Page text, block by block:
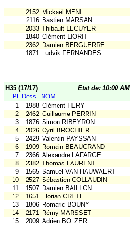
2152 Mickaël MENI
2116 Bastien MARSAN
2033 Thibault LECUYER
1840 Clément LIORIT
2362 Damien BERGUERRE
1871 Ludvik FERNANDES
H35 (17/17)
Etat de: 10:00 AM
Pl
Doss. NOM
1
1988 Clément HERY
2
2462 Guillaume PERRIN
3
1876 Simon RIBEYRON
4
2026 Cyril BROCHIER
5
2429 Valentin PAYSSAN
6
1909 Romain BEAUGRAND
7
2366 Alexandre LAFARGE
8
2382 Thomas LAURENT
9
1565 Samuel VAN HAUWAERT
10
2527 Sébastien COLLAUDIN
11
1507 Damien BAILLON
12
1651 Florian CRETE
13
1806 Romaric BOUNY
14
2171 Rémy MARSSET
15
2009 Adrien BOLZER